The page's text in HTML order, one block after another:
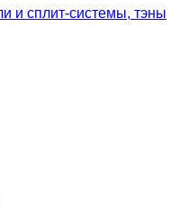
и сплит-системы, тэны